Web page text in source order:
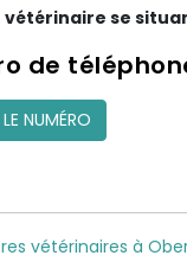
vétérinaire se
de
NUMÉRO
vétérinaires à